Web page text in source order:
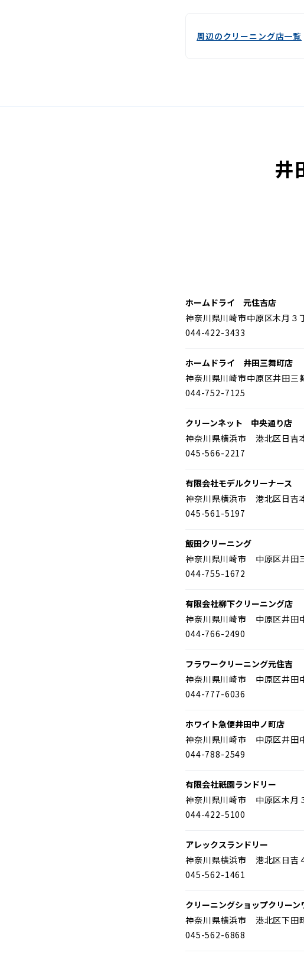
周辺のクリーニング店一覧
井
ホームドライ 元住吉店
神奈川県川崎市中原区木月３
044-422-3433
ホームドライ 井田三舞町店
神奈川県川崎市中原区井田三
044-752-7125
クリーンネット 中央通り店
神奈川県横浜市 港北区日吉
045-566-2217
有限会社モデルクリーナース
神奈川県横浜市 港北区日吉
045-561-5197
飯田クリーニング
神奈川県川崎市 中原区井田
044-755-1672
有限会社柳下クリーニング店
神奈川県川崎市 中原区井田
044-766-2490
フラワークリーニング元住吉
神奈川県川崎市 中原区井田
044-777-6036
ホワイト急便井田中ノ町店
神奈川県川崎市 中原区井田
044-788-2549
有限会社祇園ランドリー
神奈川県川崎市 中原区木月
044-422-5100
アレックスランドリー
神奈川県横浜市 港北区日吉
045-562-1461
クリーニングショップクリーン
神奈川県横浜市 港北区下田
045-562-6868